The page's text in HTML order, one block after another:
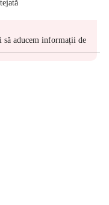
să aducem informații de